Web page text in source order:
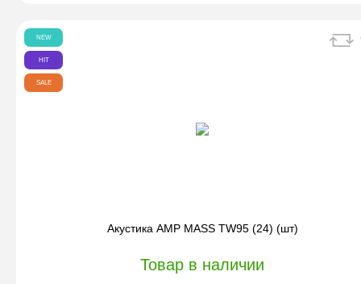
Акустика AMP MASS TW95 (24) (шт)
Товар в наличии
NEW
HIT
SALE